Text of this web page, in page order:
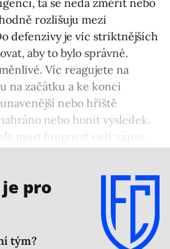
ta se nedá změřit nebo
rozlišuju mezi
defenzivy je víc striktnějších
aby to bylo správné.
Víc reagujete na
na začátku a ke konci
nebo hřiště
nebo honit výsledek.
musí fungovat celý zápas.
pro
tým?